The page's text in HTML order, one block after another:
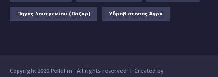
Πηγές Λουτρακίου (Πόζαρ) Υδροβιότοπος Άγρα
Copyright 2020 PellaFm - All rights reserved. | Created by